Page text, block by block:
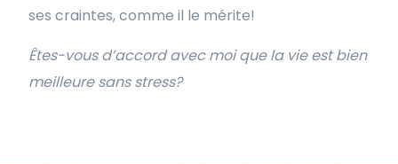
ses craintes, comme il le mérite!
Êtes-vous d’accord avec moi que la vie est bien
meilleure sans stress?